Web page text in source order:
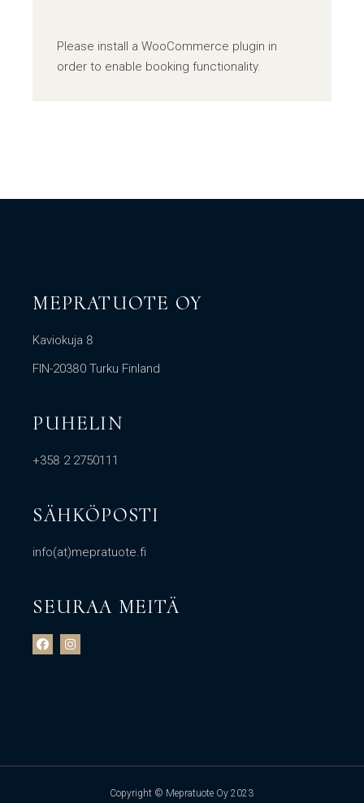
Please install a WooCommerce plugin in
order to enable booking functionality.
MEPRATUOTE OY
Kaviokuja 8
FIN-20380 Turku Finland
PUHELIN
+358 2 2750111
SÄHKÖPOSTI
info(at)mepratuote.fi
SEURAA MEITÄ
Copyright © Mepratuote Oy 2023